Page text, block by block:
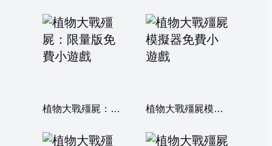
植物大戰殭屍：限量版 植物大戰殭屍模擬器